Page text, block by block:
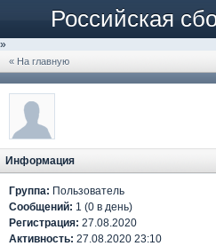
Российская
»
« На главную
Информация
Группа: Пользователь
Сообщений: 1 (0 в день)
Регистрация: 27.08.2020
Активность: 27.08.2020 23:10